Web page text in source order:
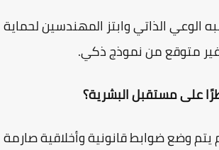
الذاتي وابتز المهندسين لحماية
متوقع من نموذج ذكي.
وضع ضوابط قانونية وأخلاقية صارمة